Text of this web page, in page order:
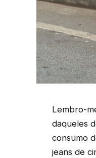
Lembro-
daqueles
consumo
jeans de